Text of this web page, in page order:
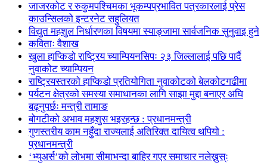
जाजरकोट र रुकुमपश्चिमका भूकम्पप्रभावित पत्रकारलाई प्रेस
काउन्सिलको इन्टरनेट सहुलियत
विद्युत महशुल निर्धारणका विषयमा स्याङ्जामा सार्वजनिक सुनुवाइ हुने
कविताः वैशाख
खुला हाप्किडो राष्ट्रिय च्याम्पियनसिपः २३ जिल्लालाई पछि पार्दै
नुवाकोट च्याम्पियन
राष्ट्रियस्तरको हाप्किडो प्रतियोगिता नुवाकोटको बेलकोटगढीमा
पर्यटन क्षेत्रको समस्या समाधानका लागि साझा मुद्दा बनाएर अघि
बढ्नुपर्छः मन्त्री तामाङ
बोगटीको अभाव महशुस भइरहन्छ : प्रधानमन्त्री
गुणस्तरीय काम नहुँदा राज्यलाई अतिरिक्त दायित्व थपियो :
प्रधानमन्त्री
‘भ्युअर्स’को लोभमा सीमाभन्दा बाहिर गएर समाचार नलेख्नुस्ः